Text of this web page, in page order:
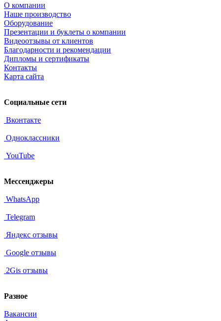
О компании
Наше производство
Оборудование
Презентации и буклеты о компании
Видеоотзывы от клиентов
Благодарности и рекомендации
Дипломы и сертификаты
Контакты
Карта сайта
Социальные сети
Вконтакте
Одноклассники
YouTube
Мессенджеры
WhatsApp
Telegram
Яндекс отзывы
Google отзывы
2Gis отзывы
Разное
Вакансии